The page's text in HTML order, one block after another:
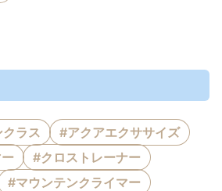
ラス
#アクアエクササイズ
#クロストレーナー
#マウンテンクライマー